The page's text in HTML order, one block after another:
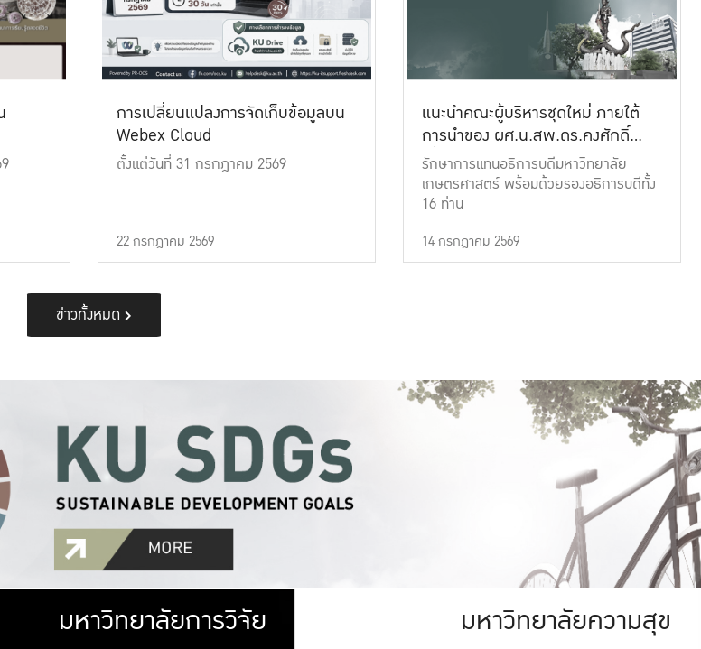
การเปลี่ยนแปลงการจัดเก็บข้อมูลบน
Webex Cloud
ตั้งแต่วันที่ 31 กรกฎาคม 2569
22 กรกฎาคม 2569
แนะนำคณะผู้บริหารชุดใหม่ ภายใต้
การนำของ ผศ.น.สพ.ดร.คงศักดิ์
เที่ยงธรรม
รักษาการแทนอธิการบดีมหาวิทยาลัย
เกษตรศาสตร์ พร้อมด้วยรองอธิการบดีทั้ง
16 ท่าน
14 กรกฎาคม 2569
ข่าวทั้งหมด
มหาวิทยาลัย
มหาวิทยาลัยการวิจัย มหาวิทยาลัย
มหาวิทยาลัยความสุข